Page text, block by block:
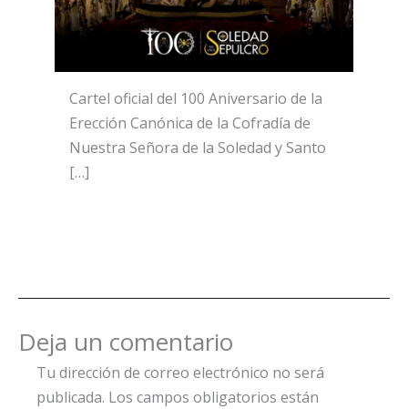
Cartel oficial del 100 Aniversario de la
Erección Canónica de la Cofradía de
Nuestra Señora de la Soledad y Santo
[…]
Deja un comentario
Tu dirección de correo electrónico no será
publicada. Los campos obligatorios están